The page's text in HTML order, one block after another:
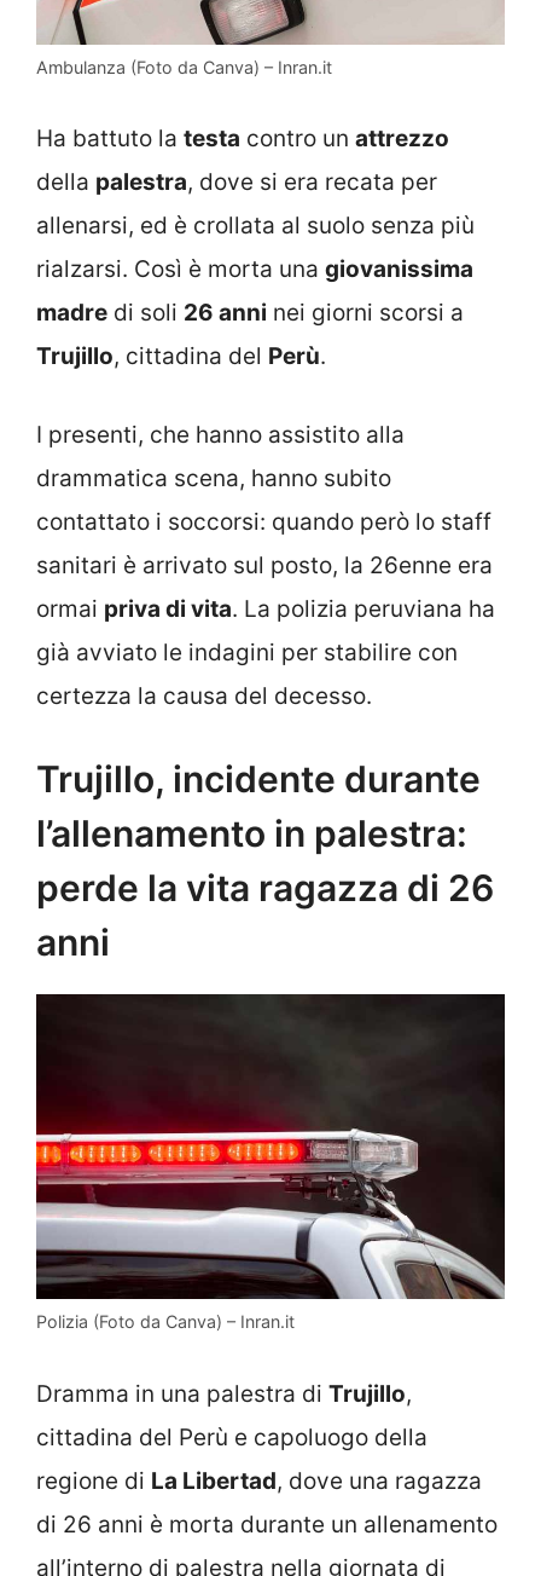
Ambulanza (Foto da Canva) – Inran.it
Ha battuto la testa contro un attrezzo
della palestra, dove si era recata per
allenarsi, ed è crollata al suolo senza più
rialzarsi. Così è morta una giovanissima
madre di soli 26 anni nei giorni scorsi a
Trujillo, cittadina del Perù.
I presenti, che hanno assistito alla
drammatica scena, hanno subito
contattato i soccorsi: quando però lo staff
sanitari è arrivato sul posto, la 26enne era
ormai priva di vita. La polizia peruviana ha
già avviato le indagini per stabilire con
certezza la causa del decesso.
Trujillo, incidente durante
l’allenamento in palestra:
perde la vita ragazza di 26
anni
Polizia (Foto da Canva) – Inran.it
Dramma in una palestra di Trujillo,
cittadina del Perù e capoluogo della
regione di La Libertad, dove una ragazza
di 26 anni è morta durante un allenamento
all’interno di palestra nella giornata di